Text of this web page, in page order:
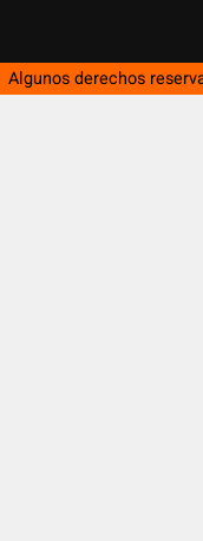
Algunos derechos